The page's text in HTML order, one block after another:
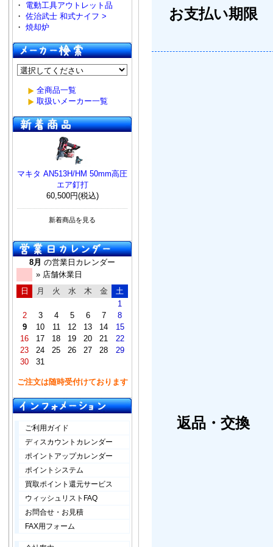
・ 電動工具アウトレット品
・ 佐治武士 和式ナイフ >
・ 焼却炉
全商品一覧
取扱いメーカー一覧
マキタ AN513H/HM 50mm高圧
エア釘打
60,500円(税込)
新着商品を見る
8月 の営業日カレンダー
» 店舗休業日
日
月 火 水 木 金
土
1
2
3 4 5 6 7
8
9
10 11 12 13 14
15
16
17 18 19 20 21
22
23
24 25 26 27 28
29
30
31
ご注文は随時受付けております
ご利用ガイド
ディスカウントカレンダー
ポイントアップカレンダー
ポイントシステム
買取ポイント還元サービス
ウィッシュリストFAQ
お問合せ・お見積
FAX用フォーム
お支払い期限
返品・交換